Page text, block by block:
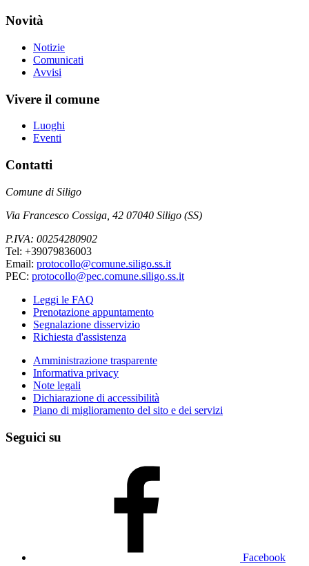
Novità
Notizie
Comunicati
Avvisi
Vivere il comune
Luoghi
Eventi
Contatti
Comune di Siligo
Via Francesco Cossiga, 42 07040 Siligo (SS)
P.IVA: 00254280902
Tel: +39079836003
Email: protocollo@comune.siligo.ss.it
PEC: protocollo@pec.comune.siligo.ss.it
Leggi le FAQ
Prenotazione appuntamento
Segnalazione disservizio
Richiesta d'assistenza
Amministrazione trasparente
Informativa privacy
Note legali
Dichiarazione di accessibilità
Piano di miglioramento del sito e dei servizi
Seguici su
Facebook